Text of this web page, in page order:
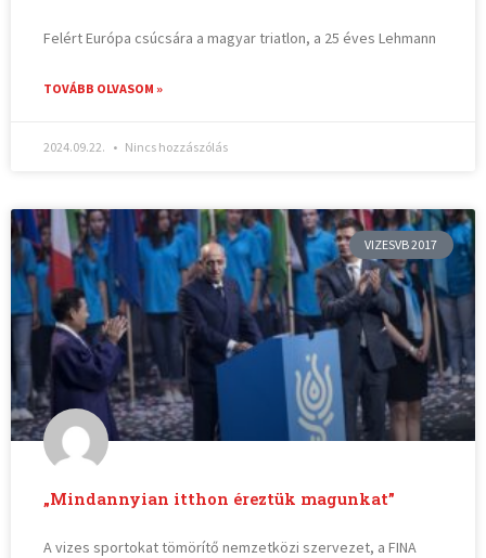
Felért Európa csúcsára a magyar triatlon, a 25 éves Lehmann
TOVÁBB OLVASOM »
2024.09.22. Nincs hozzászólás
VIZESVB 2017
„Mindannyian itthon éreztük magunkat”
A vizes sportokat tömörítő nemzetközi szervezet, a FINA